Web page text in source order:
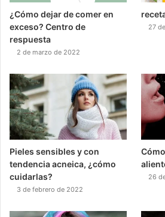
¿Cómo dejar de comer en
exceso? Centro de
respuesta
2 de marzo de 2022
27
Pieles sensibles y con
tendencia acneica, ¿cómo
cuidarlas?
3 de febrero de 2022
26